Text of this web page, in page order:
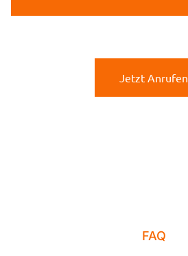
Jetzt Anrufen
FAQ